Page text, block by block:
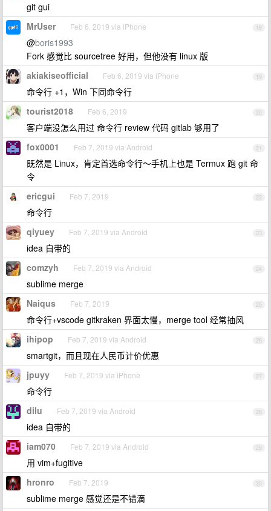
git gui
18
MrUser Feb 6, 2019 via iPhone
@boris1993
Fork 感觉比 sourcetree 好用，但他没有 linux 版
19
akiakiseofficial Feb 6, 2019 via iPhone
命令行 +1，Win 下同命令行
20
tourist2018 Feb 6, 2019
客户端没怎么用过 命令行 review 代码 gitlab 够用了
21
fox0001 Feb 7, 2019 via Android
既然是 Linux，肯定首选命令行～手机上也是 Termux 跑 git 命
令
22
ericgui Feb 7, 2019
命令行
23
qiyuey Feb 7, 2019 via Android
idea 自带的
24
comzyh Feb 7, 2019 via Android
sublime merge
25
Naiqus Feb 7, 2019
命令行+vscode gitkraken 界面太慢，merge tool 经常抽风
26
ihipop Feb 7, 2019 via Android
smartgit，而且现在人民币计价优惠
27
jpuyy Feb 7, 2019 via iPhone
命令行
28
dilu Feb 7, 2019 via Android
idea 自带的
29
iam070 Feb 7, 2019 via Android
用 vim+fugitive
30
hronro Feb 7, 2019
sublime merge 感觉还是不错滴